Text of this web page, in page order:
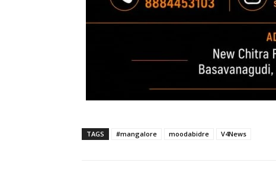
TAGS #mangalore moodabidre V4News